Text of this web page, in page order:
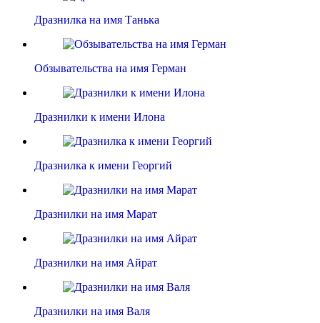
Дразнилка на имя Танька
Обзывательства на имя Герман
Дразнилки к имени Илона
Дразнилка к имени Георгий
Дразнилки на имя Марат
Дразнилки на имя Айрат
Дразнилки на имя Валя